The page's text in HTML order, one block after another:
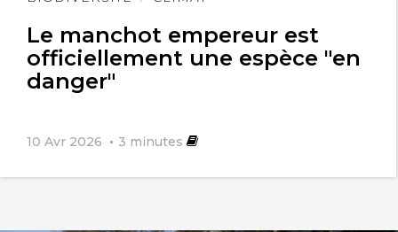
Le manchot empereur est
officiellement une espèce "en
danger"
10 Avr 2026 3 minutes